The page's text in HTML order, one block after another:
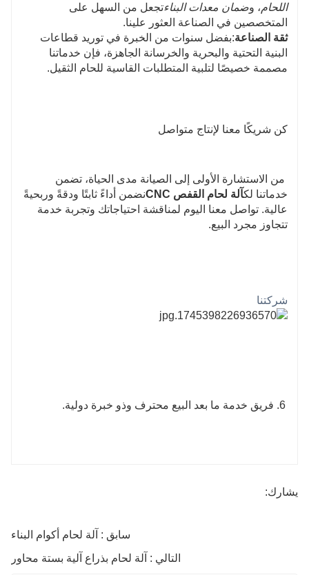
اللحام، وضمان معدات البناءتجعل من السهل على
المتخصصين في الصناعة العثور علينا.
ثقة الصناعة:بفضل سنوات من الخبرة في توريد قطاعات
البنية التحتية والبحرية والخرسانة الجاهزة، فإن خدماتنا
مصممة خصيصًا لتلبية المتطلبات القاسية للحام الثقيل.
كن شريكًا معنا لإنتاج متواصل
خدماتنا لكآلة لحام القفص CNC
تتجاوز مجرد البيع.
شركتنا
6. فريق خدمة ما بعد البيع محترف وذو خبرة دولية.
يشارك:
سابق : آلة لحام أكوام البناء
التالي : آلة لحام بذراع آلية بستة محاور